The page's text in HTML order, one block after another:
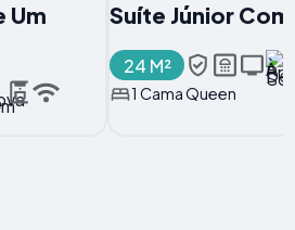
Um
Suíte Júnior
24 M²
1 Cama Queen